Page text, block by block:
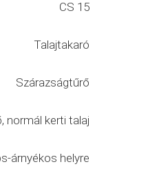
CS 15
Talajtakaró
Szárazságtűrő
normál kerti talaj
árnyékos helyre